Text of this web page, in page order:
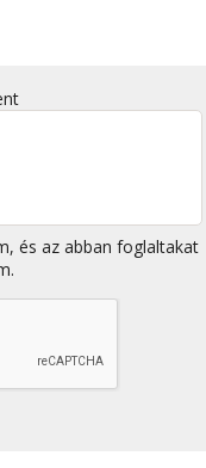
és az abban foglaltakat